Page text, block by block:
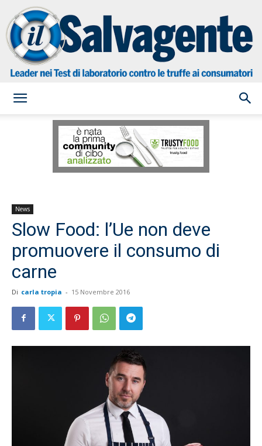
Salvagente
News
Slow Food: l’Ue non deve
promuovere il consumo di
carne
Di carla tropia - 15 Novembre 2016